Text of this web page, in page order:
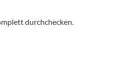
durchchecken.